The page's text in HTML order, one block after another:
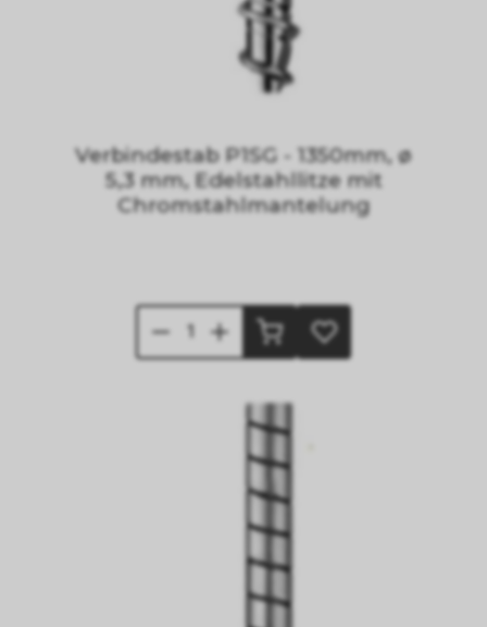
Verbindestab P1SG - 1350mm, ø
5,3 mm, Edelstahllitze mit
Chromstahlmantelung